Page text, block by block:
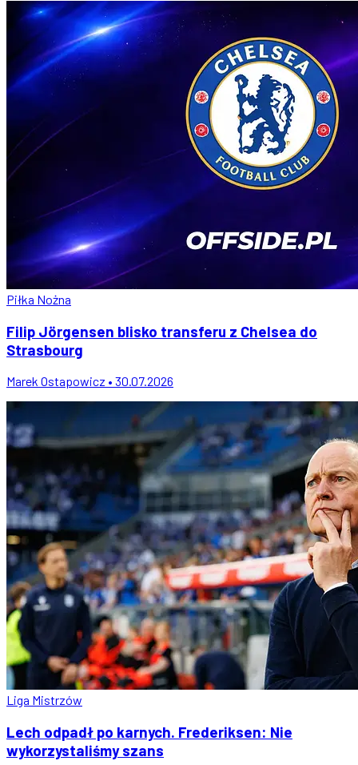
Piłka Nożna
Filip Jörgensen blisko transferu z Chelsea do
Strasbourg
Marek Ostapowicz • 30.07.2026
Liga Mistrzów
Lech odpadł po karnych. Frederiksen: Nie
wykorzystaliśmy szans